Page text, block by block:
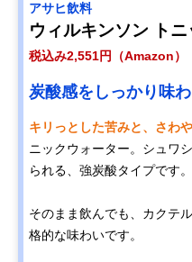
アサヒ飲料
ウィルキンソン ト
税込み2,551円（Amazon）
炭酸感をしっかり味
キリっとした苦みと、さわ
ニックウォーター。シュワ
られる、強炭酸タイプです。
そのまま飲んでも、カクテ
格的な味わいです。